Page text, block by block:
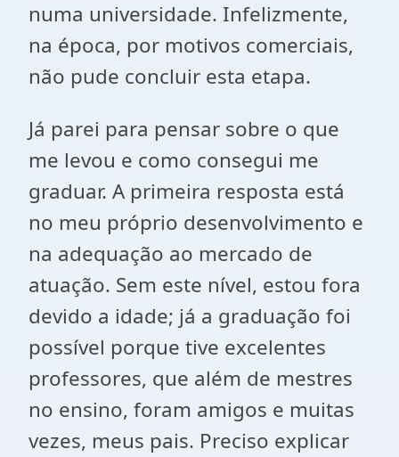
numa universidade. Infelizmente,
na época, por motivos comerciais,
não pude concluir esta etapa.
Já parei para pensar sobre o que
me levou e como consegui me
graduar. A primeira resposta está
no meu próprio desenvolvimento e
na adequação ao mercado de
atuação. Sem este nível, estou fora
devido a idade; já a graduação foi
possível porque tive excelentes
professores, que além de mestres
no ensino, foram amigos e muitas
vezes, meus pais. Preciso explicar